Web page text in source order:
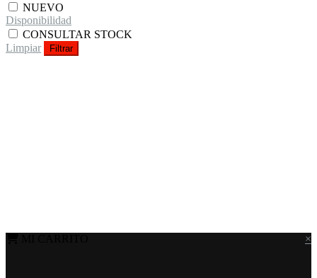
NUEVO
Disponibilidad
CONSULTAR STOCK
Limpiar
Filtrar
×